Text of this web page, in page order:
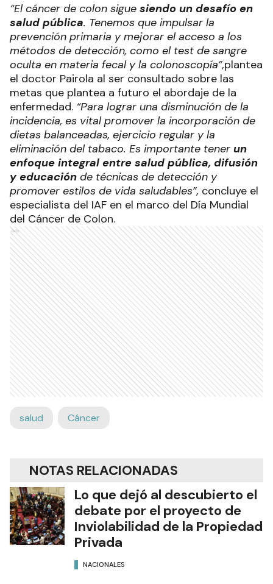
“El cáncer de colon sigue siendo un desafío en
salud pública. Tenemos que impulsar la
prevención primaria y mejorar el acceso a los
métodos de detección, como el test de sangre
oculta en materia fecal y la colonoscopía”,plantea
el doctor Pairola al ser consultado sobre las
metas que plantea a futuro el abordaje de la
enfermedad. “Para lograr una disminución de la
incidencia, es vital promover la incorporación de
dietas balanceadas, ejercicio regular y la
eliminación del tabaco. Es importante tener un
enfoque integral entre salud pública, difusión
y educación de técnicas de detección y
promover estilos de vida saludables”, concluye el
especialista del IAF en el marco del Día Mundial
del Cáncer de Colon.
Ads
salud Cáncer
NOTAS RELACIONADAS
Lo que dejó al descubierto el
debate por el proyecto de
Inviolabilidad de la Propiedad
Privada
NACIONALES